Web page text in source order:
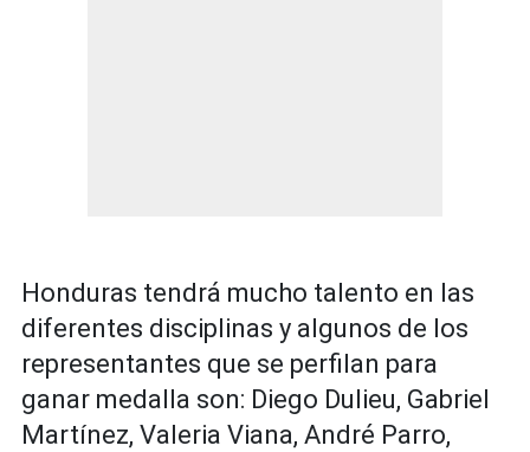
Honduras tendrá mucho talento en las
diferentes disciplinas y algunos de los
representantes que se perfilan para
ganar medalla son: Diego Dulieu, Gabriel
Martínez, Valeria Viana, André Parro,